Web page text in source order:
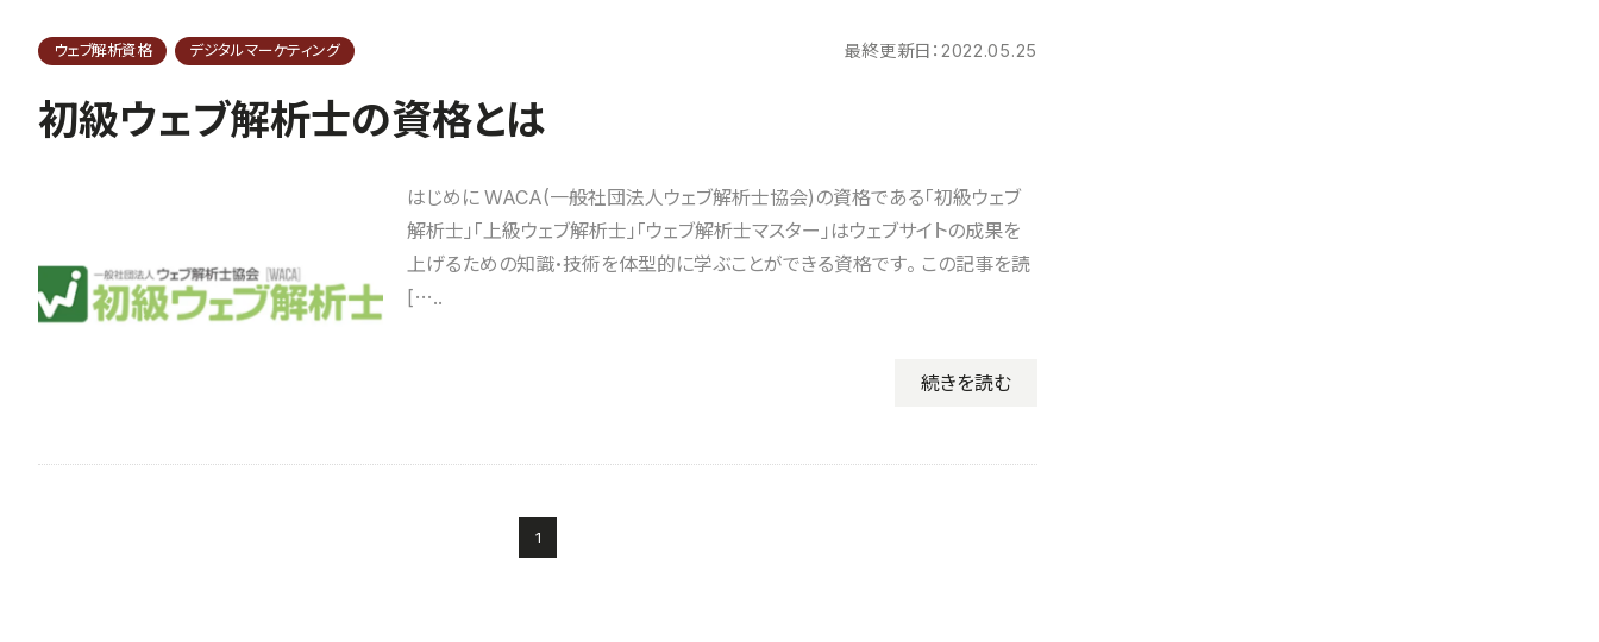
ウェブ解析資格 デジタルマーケティング 最終更新日： 2022.05.25
初級ウェブ解析士の資格とは
はじめに WACA(一般社団法人ウェブ解析士協会)の資格である「初級ウェブ
解析士」「上級ウェブ解析士」「ウェブ解析士マスター」はウェブサイトの成果を
上げるための知識・技術を体型的に学ぶことができる資格です。 この記事を読
[…..
続きを読む
1